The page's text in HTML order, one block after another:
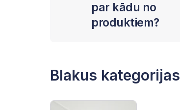
par kādu no
produktiem?
Blakus kategorijas